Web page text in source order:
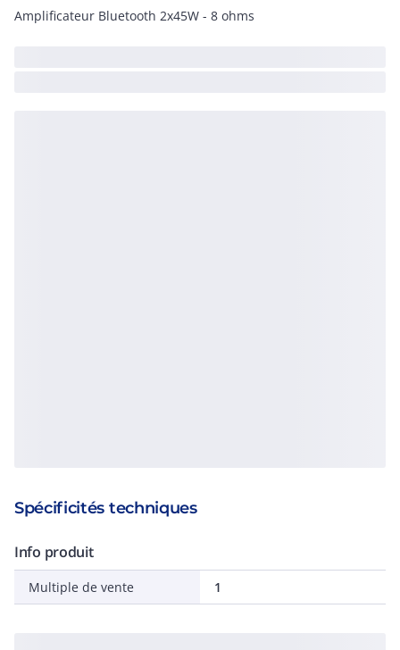
Amplificateur Bluetooth 2x45W - 8 ohms
Spécificités techniques
Info produit
Multiple de vente 1